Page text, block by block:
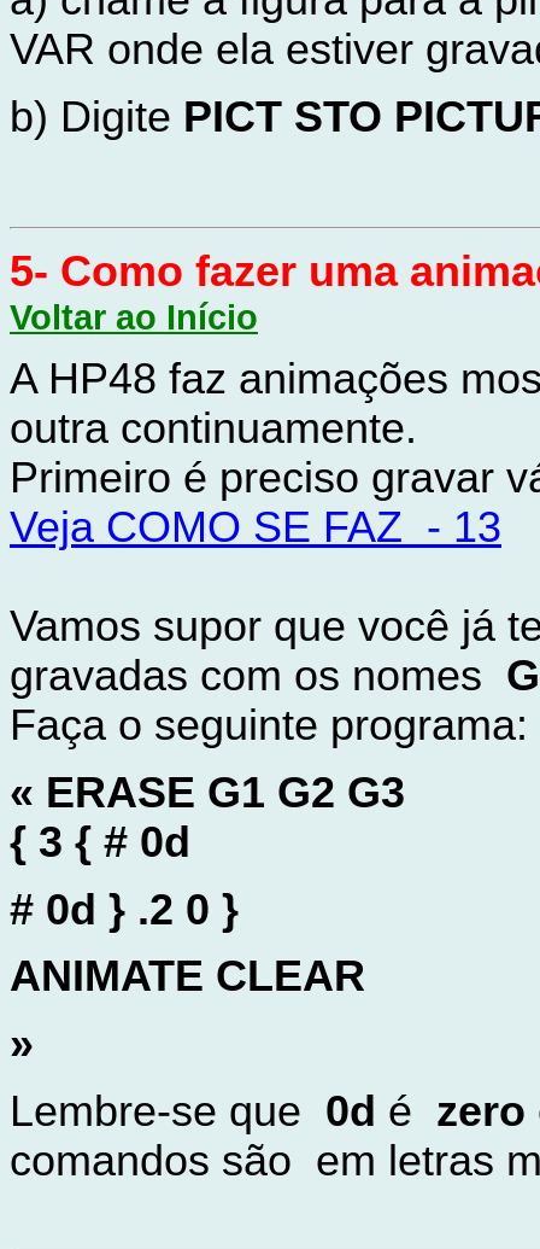
VAR onde ela estiver
b) Digite PICT STO
5- Como fazer uma
Voltar ao Início
A HP48 faz animações
outra continuamente.
Primeiro é preciso gravar
Veja COMO SE FAZ - 13
Vamos supor que você já
gravadas com os nomes
Faça o seguinte programa:
« ERASE G1 G2 G3
{ 3 { # 0d
# 0d } .2 0 }
ANIMATE CLEAR
»
Lembre-se que 0d é zero
comandos são em letras